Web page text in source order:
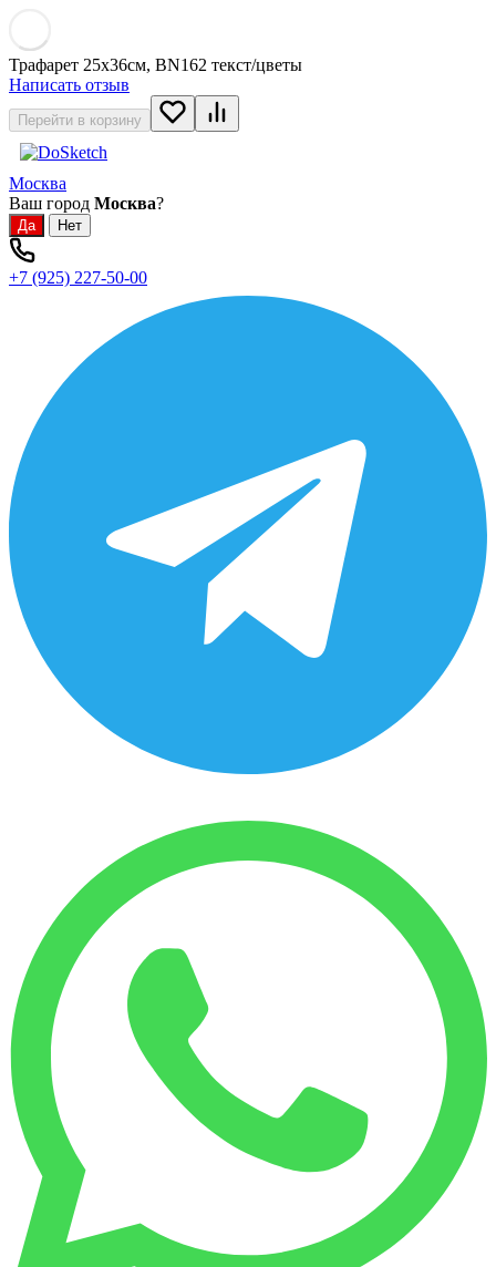
Трафарет 25х36см, BN162 текст/цветы
Написать отзыв
Перейти в корзину
Москва
Ваш город Москва?
+7 (925) 227-50-00